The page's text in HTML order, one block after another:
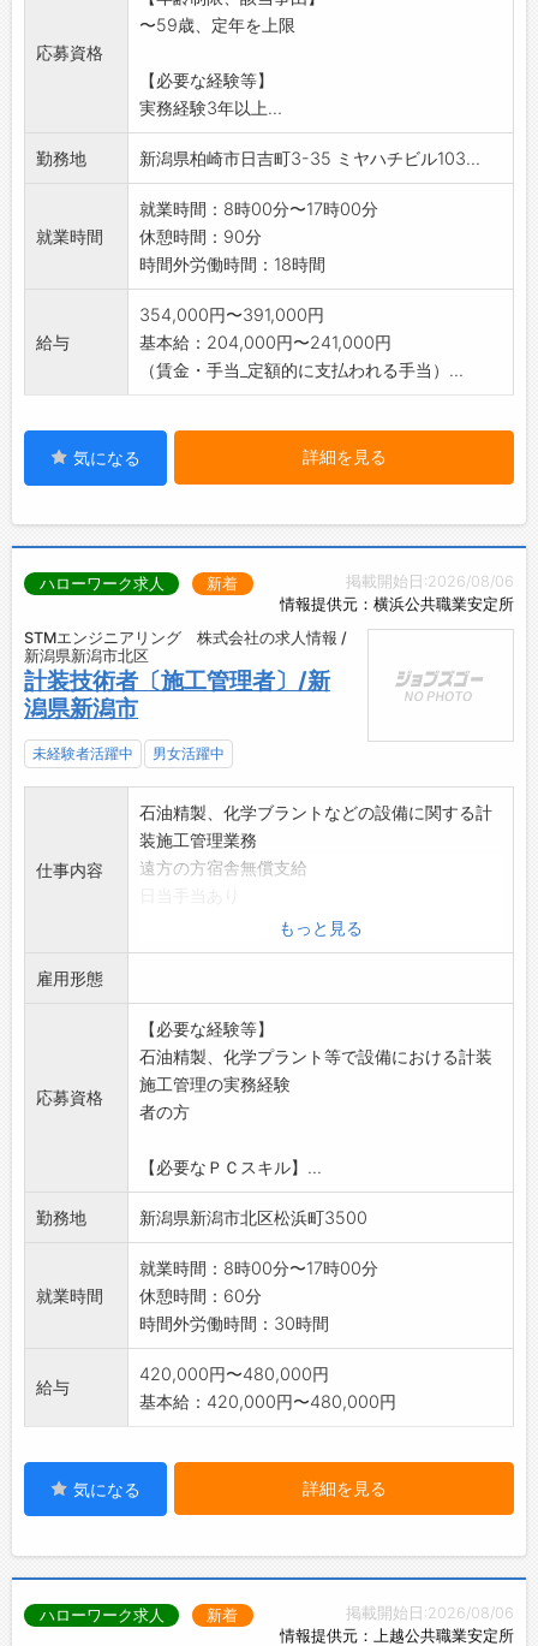
理をして頂きます。
する業務もお願い
いたします。
変更範囲:会社の業務全般
応募資格
〜59歳、定年を上限
【必要な経験等】
実務経験3年以上...
勤務地 新潟県柏崎市日吉町3-35 ミヤハチビル103...
就業時間
就業時間：8時00分〜17時00分
休憩時間：90分
時間外労働時間：18時間
給与
354,000円〜391,000円
基本給：204,000円〜241,000円
（賃金・手当_定額的に支払われる手当）...
気になる 詳細を見る
掲載開始日:2026/08/06
情報提供元：横浜公共職業安定所
ハローワーク求人 新着
STMエンジニアリング 株式会社の求人情報 /
新潟県新潟市北区
計装技術者〔施工管理者〕/新
潟県新潟市
未経験者活躍中 男女活躍中
仕事内容
石油精製、化学ブラントなどの設備に関する計
装施工管理業務
遠方の方宿舎無償支給
もっと見る
雇用形態
応募資格
【必要な経験等】
石油精製、化学プラント等で設備における計装
施工管理の実務経験
者の方
【必要なＰＣスキル】...
勤務地 新潟県新潟市北区松浜町3500
就業時間
就業時間：8時00分〜17時00分
休憩時間：60分
時間外労働時間：30時間
給与
420,000円〜480,000円
基本給：420,000円〜480,000円
気になる 詳細を見る
掲載開始日:2026/08/06
情報提供元：上越公共職業安定所
ハローワーク求人 新着